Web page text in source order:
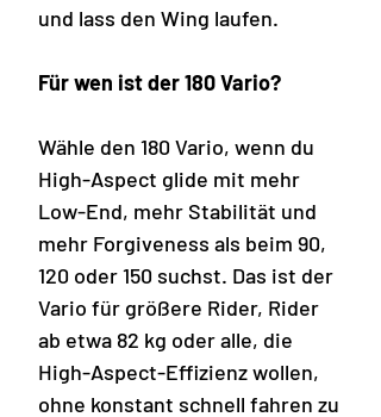
und lass den Wing laufen.
Für wen ist der 180 Vario?
Wähle den 180 Vario, wenn du
High-Aspect glide mit mehr
Low-End, mehr Stabilität und
mehr Forgiveness als beim 90,
120 oder 150 suchst. Das ist der
Vario für größere Rider, Rider
ab etwa 82 kg oder alle, die
High-Aspect-Effizienz wollen,
ohne konstant schnell fahren zu